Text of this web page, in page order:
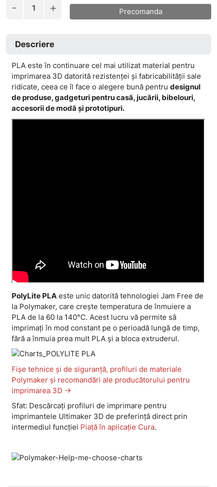
- + Precomanda
Descriere
PLA este în continuare cel mai utilizat material pentru
imprimarea 3D datorită rezistenței și fabricabilității sale
ridicate, ceea ce îl face o alegere bună pentrudesignul
de produse, gadgeturi pentru casă, jucării, bibelouri,
accesorii de modă și prototipuri.
PolyLite PLA este unic datorită tehnologiei Jam Free de
la Polymaker, care crește temperatura de înmuiere a
PLA de la 60 la 140°C. Acest lucru vă permite să
imprimați în mod constant pe o perioadă lungă de timp,
fără a înmuia prea mult PLA și a bloca extruderul.
Fișe tehnice și de siguranță, profiluri de materiale
Polymaker și recomandări ale producătorului pentru
imprimarea 3D ->
Sfat: Descărcați profiluri de imprimare pentru
imprimantele Ultimaker 3D de preferință direct prin
intermediul funcției Piață în aplicație Cura.